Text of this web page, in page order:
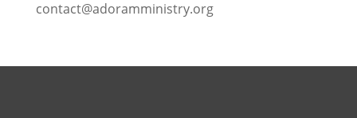
contact@adoramministry.org